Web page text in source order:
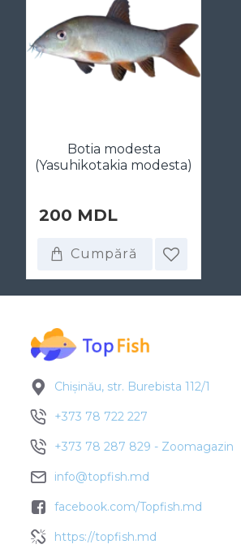
Botia modesta
(Yasuhikotakia modesta)
200 MDL
Cumpără
Chișinău, str. Burebista 112/1
+373 78 722 227
+373 78 287 829 - Zoomagazin
info@topfish.md
facebook.com/Topfish.md
https://topfish.md